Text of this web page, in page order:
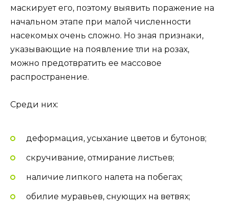
маскирует его, поэтому выявить поражение на
начальном этапе при малой численности
насекомых очень сложно. Но зная признаки,
указывающие на появление тли на розах,
можно предотвратить ее массовое
распространение.
Среди них:
деформация, усыхание цветов и бутонов;
скручивание, отмирание листьев;
наличие липкого налета на побегах;
обилие муравьев, снующих на ветвях;